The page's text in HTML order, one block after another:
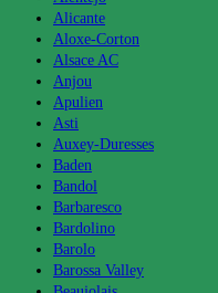
Alicante
Aloxe-Corton
Alsace AC
Anjou
Apulien
Asti
Auxey-Duresses
Baden
Bandol
Barbaresco
Bardolino
Barolo
Barossa Valley